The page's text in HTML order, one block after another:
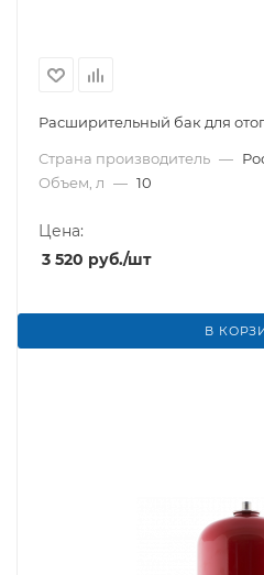
Расширительный бак для
Страна производитель —
Объем, л — 10
Цена:
3 520 руб./шт
В